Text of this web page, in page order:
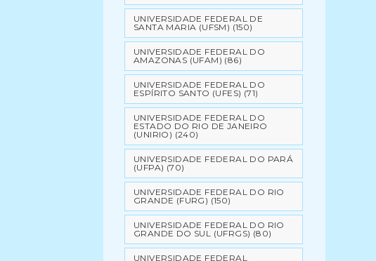
UNIVERSIDADE FEDERAL DE
SANTA MARIA (UFSM) (150)
UNIVERSIDADE FEDERAL DO
AMAZONAS (UFAM) (86)
UNIVERSIDADE FEDERAL DO
ESPÍRITO SANTO (UFES) (71)
UNIVERSIDADE FEDERAL DO
ESTADO DO RIO DE JANEIRO
(UNIRIO) (240)
UNIVERSIDADE FEDERAL DO PARÁ
(UFPA) (70)
UNIVERSIDADE FEDERAL DO RIO
GRANDE (FURG) (150)
UNIVERSIDADE FEDERAL DO RIO
GRANDE DO SUL (UFRGS) (80)
UNIVERSIDADE FEDERAL